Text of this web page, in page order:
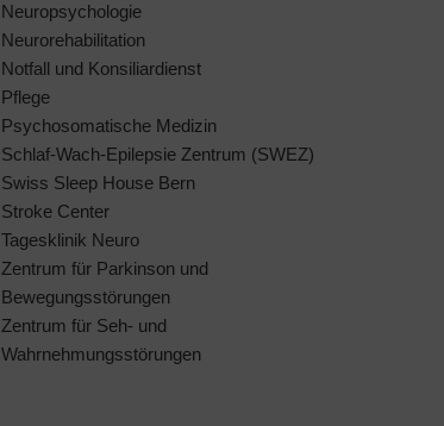
Neuropsychologie
Neurorehabilitation
Notfall und Konsiliardienst
Pflege
Psychosomatische Medizin
Schlaf-Wach-Epilepsie Zentrum (SWEZ)
Swiss Sleep House Bern
Stroke Center
Tagesklinik Neuro
Zentrum für Parkinson und
Bewegungsstörungen
Zentrum für Seh- und
Wahrnehmungsstörungen